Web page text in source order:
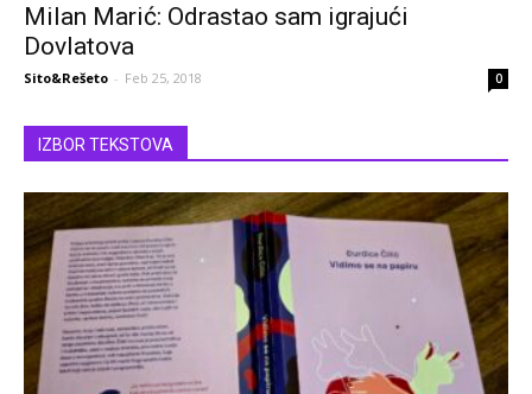
Milan Marić: Odrastao sam igrajući
Dovlatova
Sito&Rešeto - Feb 25, 2018 0
IZBOR TEKSTOVA